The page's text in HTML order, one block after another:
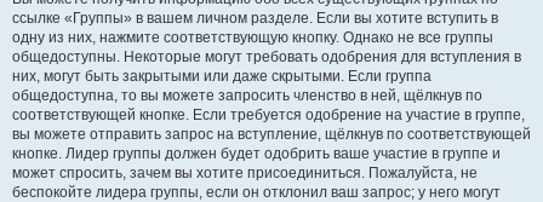
ссылке «Группы» в вашем личном разделе. Если вы хотите вступить в
одну из них, нажмите соответствующую кнопку. Однако не все группы
общедоступны. Некоторые могут требовать одобрения для вступления в
них, могут быть закрытыми или даже скрытыми. Если группа
общедоступна, то вы можете запросить членство в ней, щёлкнув по
соответствующей кнопке. Если требуется одобрение на участие в группе,
вы можете отправить запрос на вступление, щёлкнув по соответствующей
кнопке. Лидер группы должен будет одобрить ваше участие в группе и
может спросить, зачем вы хотите присоединиться. Пожалуйста, не
беспокойте лидера группы, если он отклонил ваш запрос; у него могут